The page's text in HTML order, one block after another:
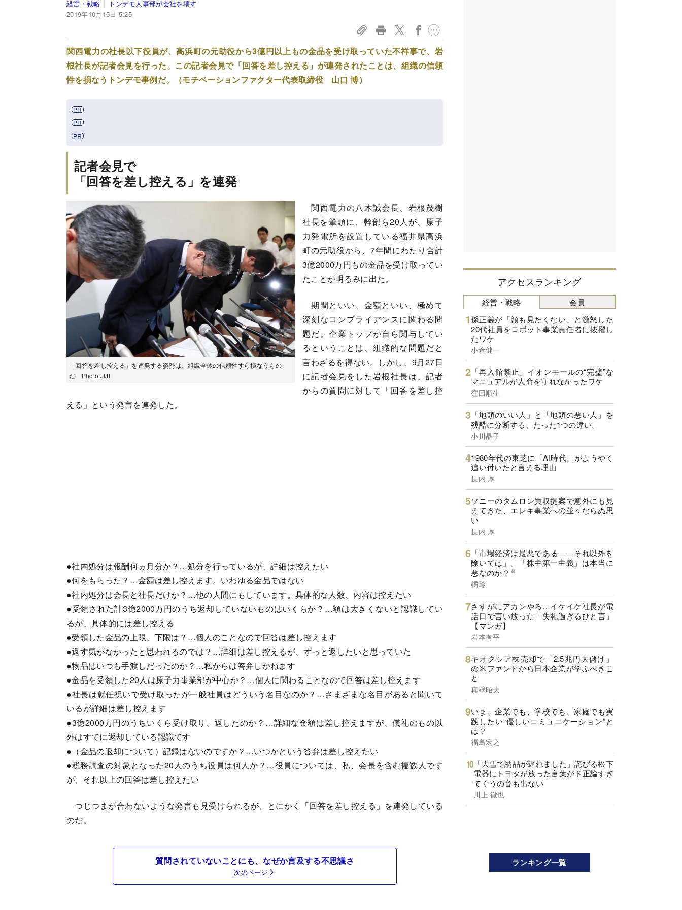
経営・戦略
トンデモ人事部が会社を壊す
2019年10月15日 5:25
関西電力の社長以下役員が、高浜町の元助役から3億円以上もの金品を受け取っていた不祥事で、岩
根社長が記者会見を行った。この記者会見で「回答を差し控える」が連発されたことは、組織の信頼
性を損なうトンデモ事例だ。（モチベーションファクター代表取締役 山口 博）
記者会見で
「回答を差し控える」を連発
「回答を差し控える」を連発する姿勢は、組織全体の信頼性すら損なうもの
だ Photo:JIJI
関西電力の八木誠会長、岩根茂樹
社長を筆頭に、幹部ら20人が、原子
力発電所を設置している福井県高浜
町の元助役から、7年間にわたり合計
3億2000万円もの金品を受け取ってい
たことが明るみに出た。
期間といい、金額といい、極めて
深刻なコンプライアンスに関わる問
題だ。企業トップが自ら関与してい
るということは、組織的な問題だと
言わざるを得ない。しかし、9月27日
に記者会見をした岩根社長は、記者
からの質問に対して「回答を差し控
える」という発言を連発した。
●社内処分は報酬何ヵ月分か？…処分を行っているが、詳細は控えたい
●何をもらった？…金額は差し控えます。いわゆる金品ではない
●社内処分は会長と社長だけか？…他の人間にもしています。具体的な人数、内容は控えたい
●受領された計3億2000万円のうち返却していないものはいくらか？…額は大きくないと認識してい
るが、具体的には差し控える
●受領した金品の上限、下限は？…個人のことなので回答は差し控えます
●返す気がなかったと思われるのでは？…詳細は差し控えるが、ずっと返したいと思っていた
●物品はいつも手渡しだったのか？…私からは答弁しかねます
●金品を受領した20人は原子力事業部が中心か？…個人に関わることなので回答は差し控えます
●社長は就任祝いで受け取ったが一般社員はどういう名目なのか？…さまざまな名目があると聞いて
いるが詳細は差し控えます
●3億2000万円のうちいくら受け取り、返したのか？…詳細な金額は差し控えますが、儀礼のもの以
外はすでに返却している認識です
●（金品の返却について）記録はないのですか？…いつかという答弁は差し控えたい
●税務調査の対象となった20人のうち役員は何人か？…役員については、私、会長を含む複数人です
が、それ以上の回答は差し控えたい
つじつまが合わないような発言も見受けられるが、とにかく「回答を差し控える」を連発している
のだ。
質問されていないことにも、なぜか言及する不思議さ
次のページ
アクセスランキング
経営・戦略
孫正義が「顔も見たくない」と激怒した
20代社員をロボット事業責任者に抜擢し
たワケ
小倉健一
「再入館禁止」イオンモールの“完璧”な
マニュアルが人命を守れなかったワケ
窪田順生
「地頭のいい人」と「地頭の悪い人」を
残酷に分断する、たった1つの違い。
小川晶子
1980年代の東芝に「AI時代」がようやく
追い付いたと言える理由
長内 厚
ソニーのタムロン買収提案で意外にも見
えてきた、エレキ事業への並々ならぬ思
い
長内 厚
「市場経済は最悪である――それ以外を
除いては」。「株主第一主義」は本当に
悪なのか？
橘玲
さすがにアカンやろ…イケイケ社長が電
話口で言い放った「失礼過ぎるひと言」
【マンガ】
岩本有平
キオクシア株売却で「2.5兆円大儲け」
の米ファンドから日本企業が学ぶべきこ
と
真壁昭夫
いま、企業でも、学校でも、家庭でも実
践したい“優しいコミュニケーション”と
は？
福島宏之
「大雪で納品が遅れました」詫びる松下
電器にトヨタが放った言葉がド正論すぎ
てぐうの音も出ない
川上 徹也
会員
ランキング一覧